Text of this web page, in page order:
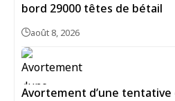
bord 29000 têtes de bétail
août 8, 2026
Avortement d’une